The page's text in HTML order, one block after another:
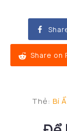
Share on
Thẻ: Bí